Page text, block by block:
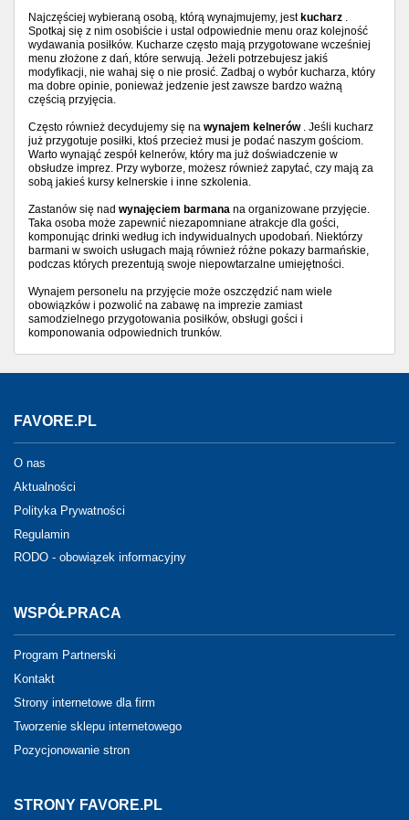
Najczęściej wybieraną osobą, którą wynajmujemy, jest kucharz .
Spotkaj się z nim osobiście i ustal odpowiednie menu oraz kolejność
wydawania posiłków. Kucharze często mają przygotowane wcześniej
menu złożone z dań, które serwują. Jeżeli potrzebujesz jakiś
modyfikacji, nie wahaj się o nie prosić. Zadbaj o wybór kucharza, który
ma dobre opinie, ponieważ jedzenie jest zawsze bardzo ważną
częścią przyjęcia.
Często również decydujemy się na wynajem kelnerów . Jeśli kucharz
już przygotuje posiłki, ktoś przecież musi je podać naszym gościom.
Warto wynająć zespół kelnerów, który ma już doświadczenie w
obsłudze imprez. Przy wyborze, możesz również zapytać, czy mają za
sobą jakieś kursy kelnerskie i inne szkolenia.
Zastanów się nad wynajęciem barmana na organizowane przyjęcie.
Taka osoba może zapewnić niezapomniane atrakcje dla gości,
komponując drinki według ich indywidualnych upodobań. Niektórzy
barmani w swoich usługach mają również różne pokazy barmańskie,
podczas których prezentują swoje niepowtarzalne umiejętności.
Wynajem personelu na przyjęcie może oszczędzić nam wiele
obowiązków i pozwolić na zabawę na imprezie zamiast
samodzielnego przygotowania posiłków, obsługi gości i
komponowania odpowiednich trunków.
FAVORE.PL
O nas
Aktualności
Polityka Prywatności
Regulamin
RODO - obowiązek informacyjny
WSPÓŁPRACA
Program Partnerski
Kontakt
Strony internetowe dla firm
Tworzenie sklepu internetowego
Pozycjonowanie stron
STRONY FAVORE.PL